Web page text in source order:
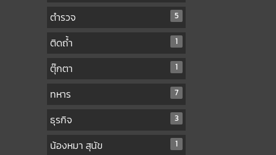
ตำรวจ 5
ติดถ้ำ 1
ตุ๊กตา 1
ทหาร 7
ธุรกิจ 3
น้องหมา สุนัข 1